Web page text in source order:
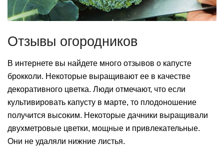
Отзывы огородников
В интернете вы найдете много отзывов о капусте
брокколи. Некоторые выращивают ее в качестве
декоративного цветка. Люди отмечают, что если
культивировать капусту в марте, то плодоношение
получится высоким. Некоторые дачники выращивали
двухметровые цветки, мощные и привлекательные.
Они не удаляли нижние листья.